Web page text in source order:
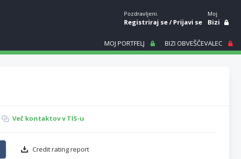
Pozdravljeni.
Registriraj se/Prijavi se
Moj
Bizi
MOJ PORTFELJ BIZI OBVEŠČEVALEC
Več kontaktov v TIS-u
Credit rating report